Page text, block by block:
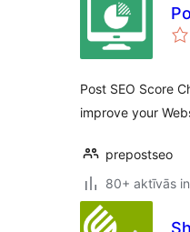
Post SEO Score
improve your
prepostseo
80+ aktīvās